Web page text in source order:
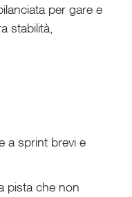
per gare e
stabilità,
a sprint brevi e
pista che non